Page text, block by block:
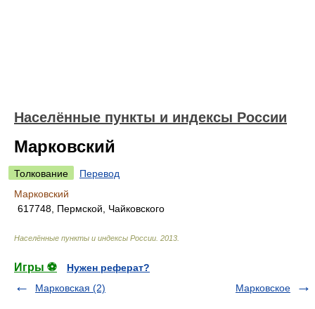
Населённые пункты и индексы России
Марковский
Толкование
Перевод
Марковский
617748, Пермской, Чайковского
Населённые пункты и индексы России 2013
Игры ⚽
Нужен реферат?
Марковская (2)
Марковское